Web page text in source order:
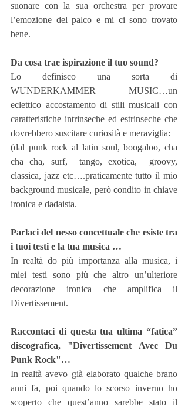
suonare con la sua orchestra per provare
l’emozione del palco e mi ci sono trovato
bene.
Da cosa trae ispirazione il tuo sound?
Lo definisco una sorta di
WUNDERKAMMER MUSIC…un
eclettico accostamento di stili musicali con
caratteristiche intrinseche ed estrinseche che
dovrebbero suscitare curiosità e meraviglia:
(dal punk rock al latin soul, boogaloo, cha
cha cha, surf,  tango, exotica,  groovy,
classica, jazz etc….praticamente tutto il mio
background musicale, però condito in chiave
ironica e dadaista.
Parlaci del nesso concettuale che esiste tra
i tuoi testi e la tua musica …
In realtà do più importanza alla musica, i
miei testi sono più che altro un’ulteriore
decorazione ironica che amplifica il
Divertissement.
Raccontaci di questa tua ultima “fatica”
discografica, "Divertissement Avec Du
Punk Rock"…
In realtà avevo già elaborato qualche brano
anni fa, poi quando lo scorso inverno ho
scoperto che quest’anno sarebbe stato il